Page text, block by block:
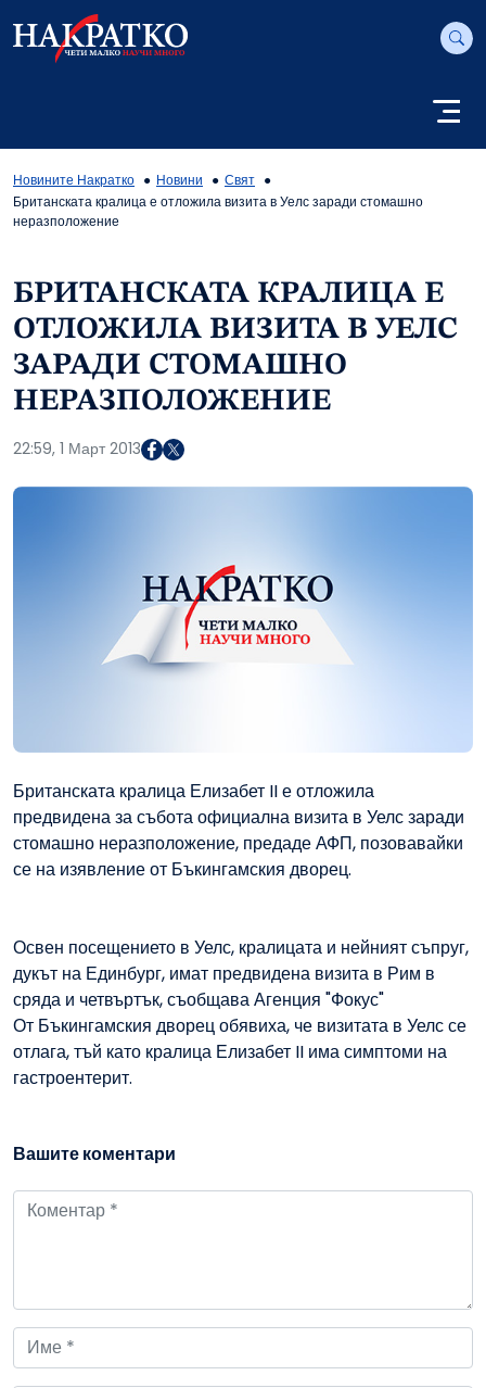
Новините Накратко Новини
Свят
Британската кралица е отложила визита в Уелс заради стомашно
неразположение
БРИТАНСКАТА КРАЛИЦА Е
ОТЛОЖИЛА ВИЗИТА В УЕЛС
ЗАРАДИ СТОМАШНО
НЕРАЗПОЛОЖЕНИЕ
22:59, 1 Март 2013
Британската кралица Елизабет II е отложила
предвидена за събота официална визита в Уелс заради
стомашно неразположение, предаде АФП, позовавайки
се на изявление от Бъкингамския дворец.
Освен посещението в Уелс, кралицата и нейният съпруг,
дукът на Единбург, имат предвидена визита в Рим в
сряда и четвъртък, съобщава Агенция "Фокус"
От Бъкингамския дворец обявиха, че визитата в Уелс се
отлага, тъй като кралица Елизабет II има симптоми на
гастроентерит.
Вашите коментари